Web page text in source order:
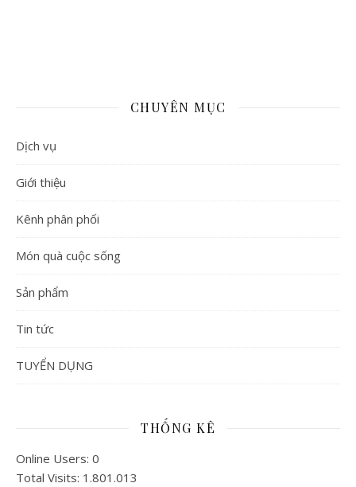
CHUYÊN MỤC
Dịch vụ
Giới thiệu
Kênh phân phối
Món quà cuộc sống
Sản phẩm
Tin tức
TUYỂN DỤNG
THỐNG KÊ
Online Users: 0
Total Visits: 1.801.013